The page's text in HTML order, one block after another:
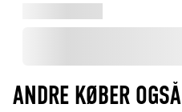
ANDRE KØBER OGSÅ